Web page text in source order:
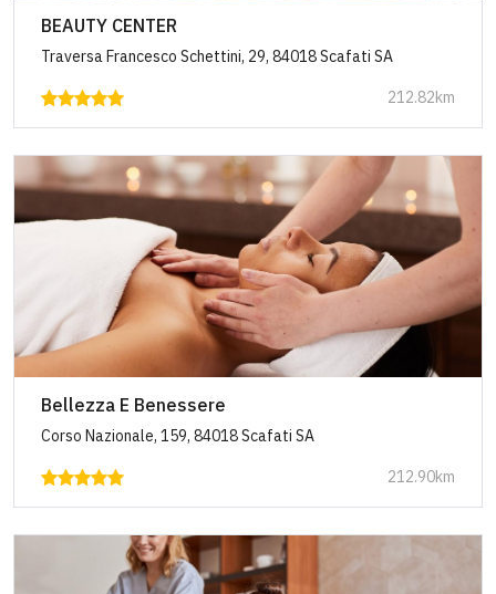
BEAUTY CENTER
Traversa Francesco Schettini, 29, 84018 Scafati SA
212.82km
Bellezza E Benessere
Corso Nazionale, 159, 84018 Scafati SA
212.90km